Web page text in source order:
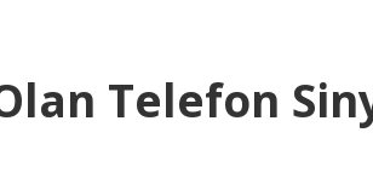
Telefon